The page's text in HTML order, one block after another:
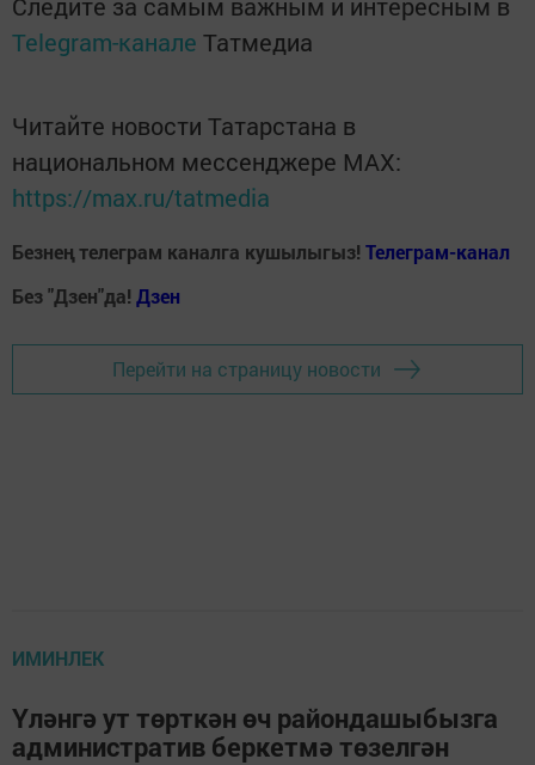
Telegram-канале Татмедиа
Читайте новости Татарстана в
национальном мессенджере MАХ:
https://max.ru/tatmedia
Безнең телеграм каналга кушылыгыз! Телеграм-канал
Без "Дзен"да! Дзен
Перейти на страницу новости
ИМИНЛЕК
Үләнгә ут төрткән өч райондашыбызга
административ беркетмә төзелгән